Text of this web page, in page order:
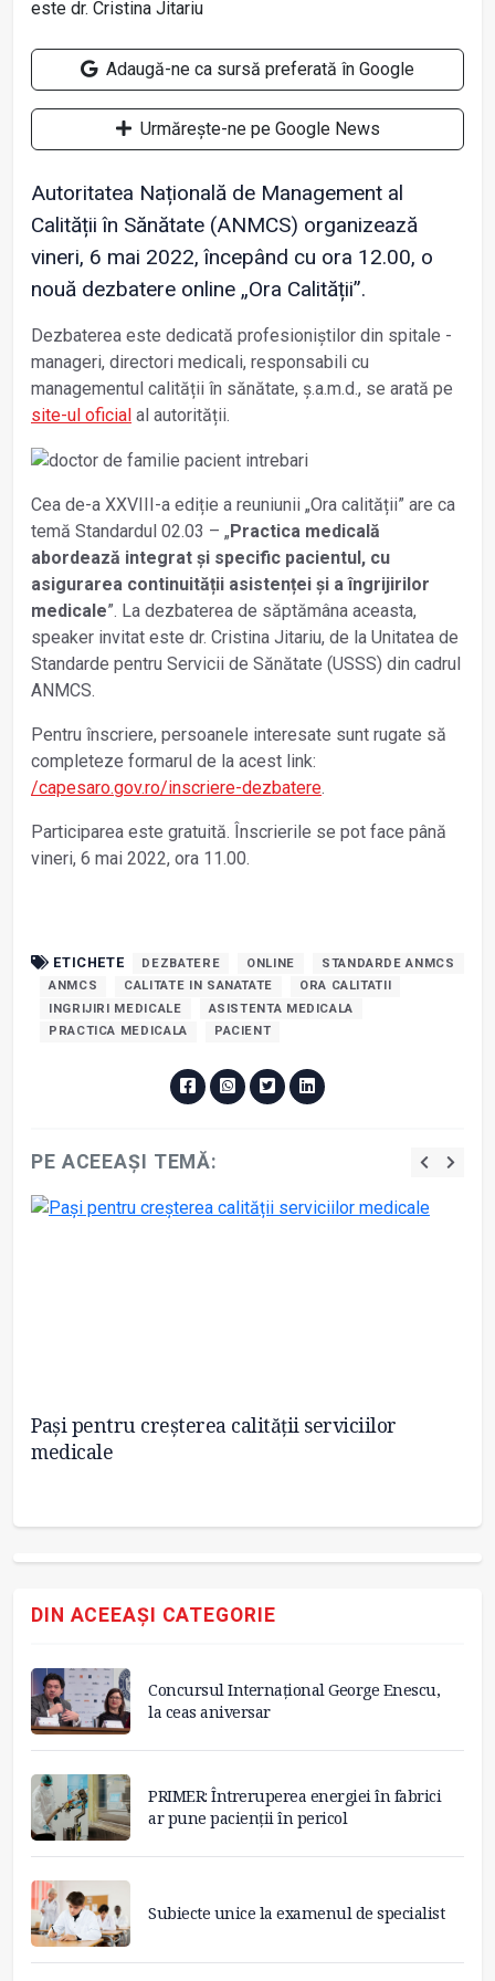
Adaugă-ne ca sursă preferată în Google
Urmărește-ne pe Google News
Autoritatea Națională de Management al
Calității în Sănătate (ANMCS) organizează
vineri, 6 mai 2022, începând cu ora 12.00, o
nouă dezbatere online „Ora Calității”.
Dezbaterea este dedicată profesioniștilor din spitale -
manageri, directori medicali, responsabili cu
managementul calității în sănătate, ș.a.m.d., se arată pe
site-ul oficial al autorității.
Cea de-a XXVIII-a ediție a reuniunii „Ora calității” are ca
temă Standardul 02.03 – „Practica medicală
abordează integrat și specific pacientul, cu
asigurarea continuității asistenței și a îngrijirilor
medicale”. La dezbaterea de săptămâna aceasta,
speaker invitat este dr. Cristina Jitariu, de la Unitatea de
Standarde pentru Servicii de Sănătate (USSS) din cadrul
ANMCS.
Pentru înscriere, persoanele interesate sunt rugate să
completeze formarul de la acest link:
/capesaro.gov.ro/inscriere-dezbatere.
Participarea este gratuită. Înscrierile se pot face până
vineri, 6 mai 2022, ora 11.00.
ETICHETE DEZBATERE ONLINE
STANDARDE ANMCS
ANMCS
CALITATE IN SANATATE
ORA CALITATII
INGRIJIRI MEDICALE
ASISTENTA MEDICALA
PRACTICA MEDICALA
PACIENT
PE ACEEAȘI TEMĂ:
Pași pentru creșterea calității serviciilor
medicale
DIN ACEEAȘI CATEGORIE
Concursul Internațional George Enescu,
la ceas aniversar
PRIMER: Întreruperea energiei în fabrici
ar pune pacienții în pericol
Subiecte unice la examenul de specialist